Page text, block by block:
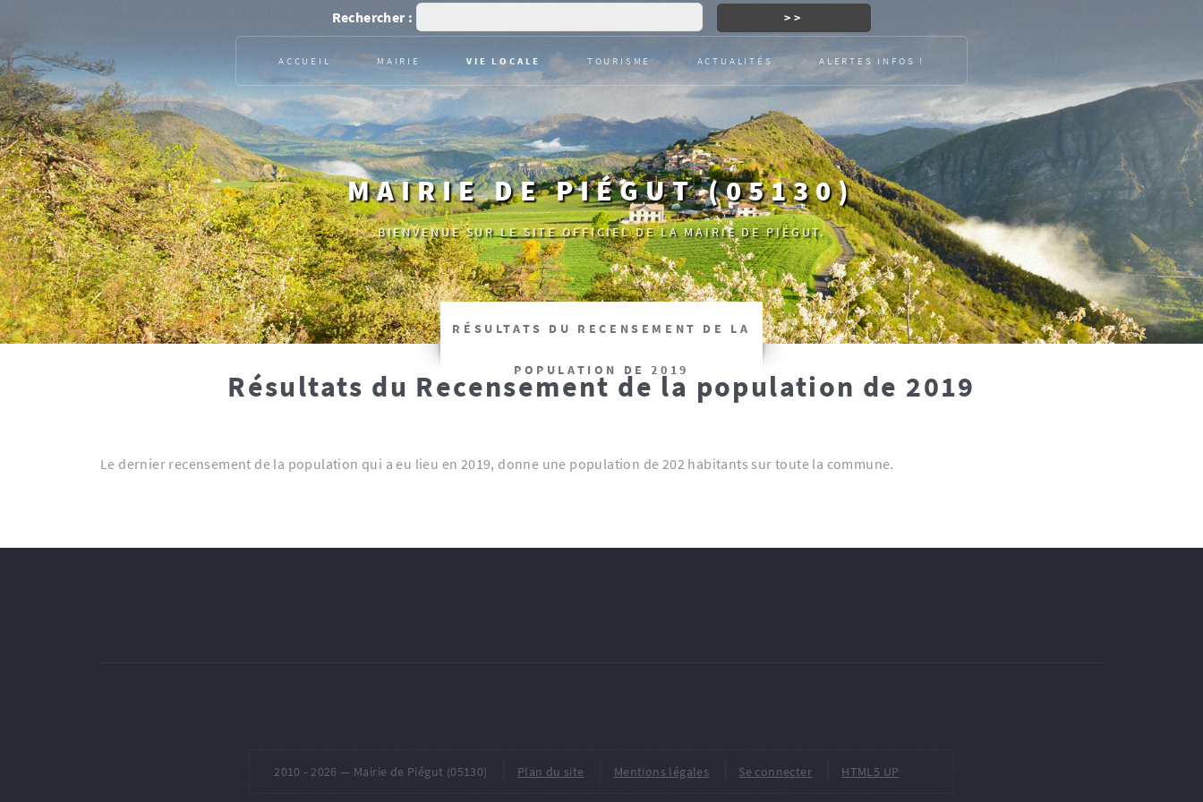
Rechercher :
MAIRIE DE PIÉGUT (05130)
BIENVENUE SUR LE SITE OFFICIEL DE LA MAIRIE DE PIÉGUT.
ACCUEIL MAIRIE VIE LOCALE TOURISME ACTUALITÉS ALERTES INFOS !
RÉSULTATS DU RECENSEMENT DE LA
POPULATION DE 2019
Résultats du Recensement de la population de 2019
Le dernier recensement de la population qui a eu lieu en 2019, donne une population de 202 habitants sur toute la commune.
2010 -2026 — Mairie de Piégut (05130) Plan du site Mentions légales Se connecter HTML5 UP